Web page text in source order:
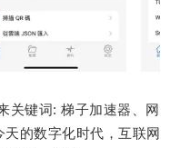
键词: 梯子加速器、网
的数字化时代，互联网